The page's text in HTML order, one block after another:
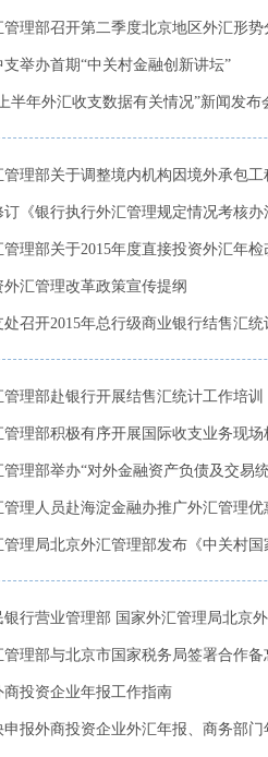
管理部召开第二季度北京地区外汇形势
举办首期“中关村金融创新讲坛”
半年外汇收支数据有关情况”新闻发布
管理部关于调整境内机构因境外承包
订《银行执行外汇管理规定情况考核办
管理部关于2015年度直接投资外汇年
外汇管理改革政策宣传提纲
处召开2015年总行级商业银行结售汇
理部赴银行开展结售汇统计工作培训
管理部积极有序开展国际收支业务现场
管理部举办“对外金融资产负债及交易
管理人员赴海淀金融办推广外汇管理优
管理局北京外汇管理部发布《中关村
银行营业管理部 国家外汇管理局北京
管理部与北京市国家税务局签署合作
商投资企业年报工作指南
申报外商投资企业外汇年报、商务部门